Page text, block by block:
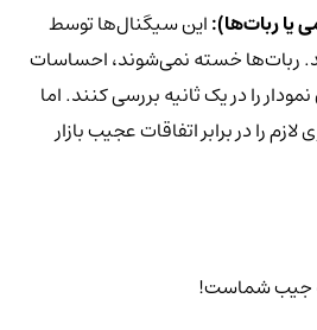
یا ربات‌ها):این سیگنال‌ها توسط
ربات‌ها خسته نمی‌شوند، احساسات
را در یک ثانیه بررسی کنند. اما
را در برابر اتفاقات عجیب بازار
جیب شماست!